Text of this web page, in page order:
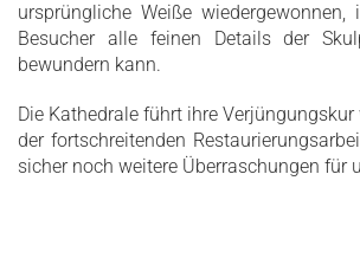
ursprüngliche Weiße
Besucher alle feinen Details der
bewundern kann.
Die Kathedrale führt ihre
der fortschreitenden
sicher noch weitere Überraschungen für